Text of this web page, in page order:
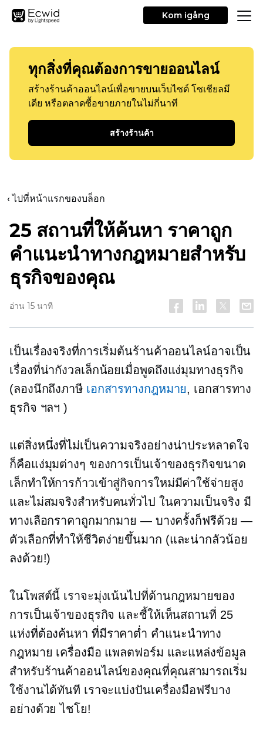
Kom igång
ทุกสิ่งที่คุณต้องการขายออนไลน์
สร้างร้านค้าออนไลน์เพื่อขายบนเว็บไซต์ โซเชียลมี
เดีย หรือตลาดซื้อขายภายในไม่กี่นาที
สร้างร้านค้า
‹ ไปที่หน้าแรกของบล็อก
25 สถานที่ให้ค้นหา ราคาถูก
คำแนะนำทางกฎหมายสำหรับ
ธุรกิจของคุณ
อ่าน 15 นาที
เป็นเรื่องจริงที่การเริ่มต้นร้านค้าออนไลน์อาจเป็น
เรื่องที่น่ากังวลเล็กน้อยเมื่อพูดถึงแง่มุมทางธุรกิจ
(ลองนึกถึงภาษี เอกสารทางกฎหมาย, เอกสารทาง
ธุรกิจ ฯลฯ )
แต่สิ่งหนึ่งที่ไม่เป็นความจริงอย่างน่าประหลาดใจ
ก็คือแง่มุมต่างๆ ของการเป็นเจ้าของธุรกิจขนาด
เล็กทำให้การก้าวเข้าสู่กิจการใหม่มีค่าใช้จ่ายสูง
และไม่สมจริงสำหรับคนทั่วไป ในความเป็นจริง มี
ทางเลือกราคาถูกมากมาย — บางครั้งก็ฟรีด้วย —
ตัวเลือกที่ทำให้ชีวิตง่ายขึ้นมาก (และน่ากลัวน้อย
ลงด้วย!)
ในโพสต์นี้ เราจะมุ่งเน้นไปที่ด้านกฎหมายของ
การเป็นเจ้าของธุรกิจ และชี้ให้เห็นสถานที่ 25
แห่งที่ต้องค้นหา ที่มีราคาต่ำ คำแนะนำทาง
กฎหมาย เครื่องมือ แพลตฟอร์ม และแหล่งข้อมูล
สำหรับร้านค้าออนไลน์ของคุณที่คุณสามารถเริ่ม
ใช้งานได้ทันที เราจะแบ่งปันเครื่องมือฟรีบาง
อย่างด้วย ไชโย!